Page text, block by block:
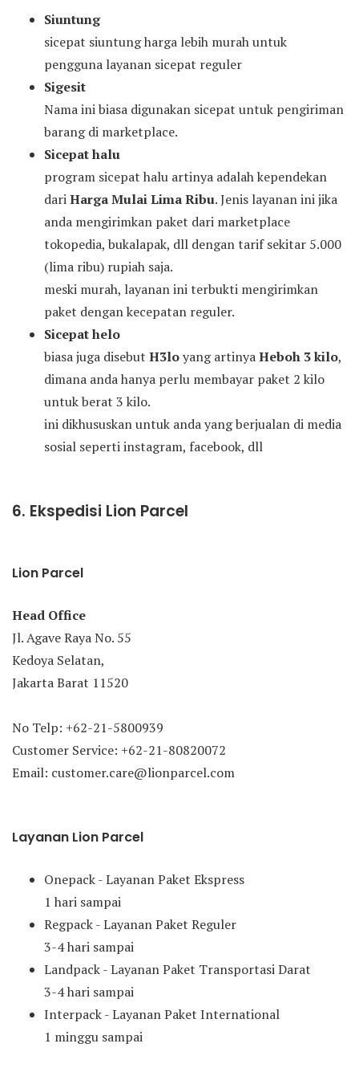
Siuntung
sicepat siuntung harga lebih murah untuk
pengguna layanan sicepat reguler
Sigesit
Nama ini biasa digunakan sicepat untuk pengiriman
barang di marketplace.
Sicepat halu
program sicepat halu artinya adalah kependekan
dariHarga Mulai Lima Ribu. Jenis layanan ini jika
anda mengirimkan paket dari marketplace
tokopedia, bukalapak, dll dengan tarif sekitar 5.000
(lima ribu) rupiah saja.
meski murah, layanan ini terbukti mengirimkan
paket dengan kecepatan reguler.
Sicepat helo
biasa juga disebut H3loyang artinyaHeboh 3 kilo,
dimana anda hanya perlu membayar paket 2 kilo
untuk berat 3 kilo.
ini dikhususkan untuk anda yang berjualan di media
sosial seperti instagram, facebook, dll
6. Ekspedisi Lion Parcel
Lion Parcel
Head Office
Jl. Agave Raya No. 55
Kedoya Selatan,
Jakarta Barat 11520
No Telp: +62-21-5800939
Customer Service: +62-21-80820072
Email: customer.care@lionparcel.com
Layanan Lion Parcel
Onepack - Layanan Paket Ekspress
1 hari sampai
Regpack - Layanan Paket Reguler
3-4 hari sampai
Landpack - Layanan Paket Transportasi Darat
3-4 hari sampai
Interpack - Layanan Paket International
1 minggu sampai